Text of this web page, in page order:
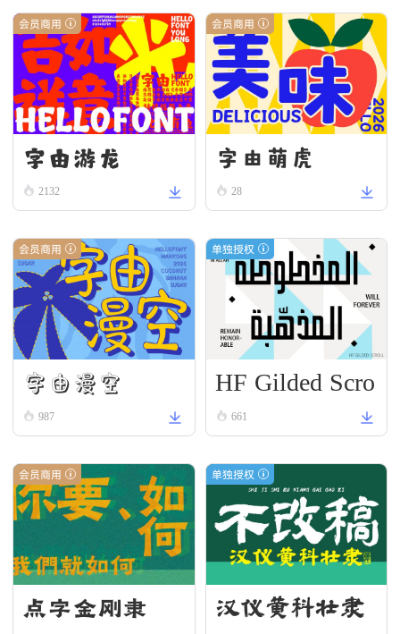
会员商用
字由游龙
2132
会员商用
字由萌虎
28
会员商用
字由漫空
987
单独授权
HF Gilded Scro
ll 661
会员商用
点字金刚隶
单独授权
汉仪黄科壮隶